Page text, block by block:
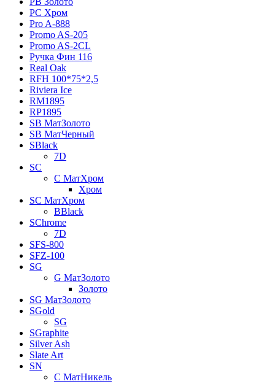
PC Хром
Pro A-888
Promo AS-205
Promo AS-2CL
Pучка Фин 116
Real Oak
RFH 100*75*2,5
Riviera Ice
RM1895
RP1895
SB МатЗолото
SB МатЧерный
SBlack
7D
SC
C МатХром
Хром
SC МатХром
BBlack
SChrome
7D
SFS-800
SFZ-100
SG
G МатЗолото
Золото
SG МатЗолото
SGold
SG
SGraphite
Silver Ash
Slate Art
SN
C МатНикель